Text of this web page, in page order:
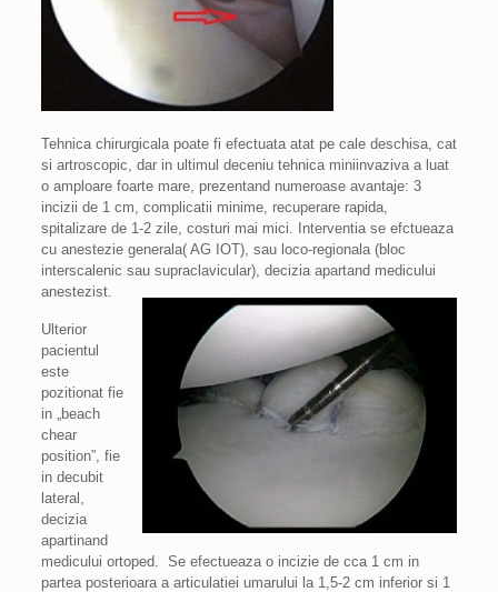
Tehnica chirurgicala poate fi efectuata atat pe cale deschisa, cat
si artroscopic, dar in ultimul deceniu tehnica miniinvaziva a luat
o amploare foarte mare, prezentand numeroase avantaje: 3
incizii de 1 cm, complicatii minime, recuperare rapida,
spitalizare de 1-2 zile, costuri mai mici. Interventia se efctueaza
cu anestezie generala( AG IOT), sau loco-regionala (bloc
interscalenic sau supraclavicular), decizia apartand medicului
anestezist.
Ulterior
pacientul
este
pozitionat fie
in „beach
chear
position”, fie
in decubit
lateral,
decizia
apartinand
medicului ortoped. Se efectueaza o incizie de cca 1 cm in
partea posterioara a articulatiei umarului la 1,5-2 cm inferior si 1